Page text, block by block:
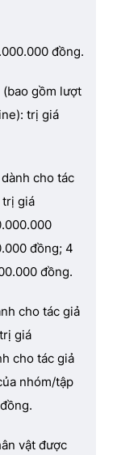
đồng.
gồm lượt
trị giá
cho tác
trị giá
đồng; 4
đồng.
cho tác giả
giá
cho tác giả
nhóm/tập
vật được